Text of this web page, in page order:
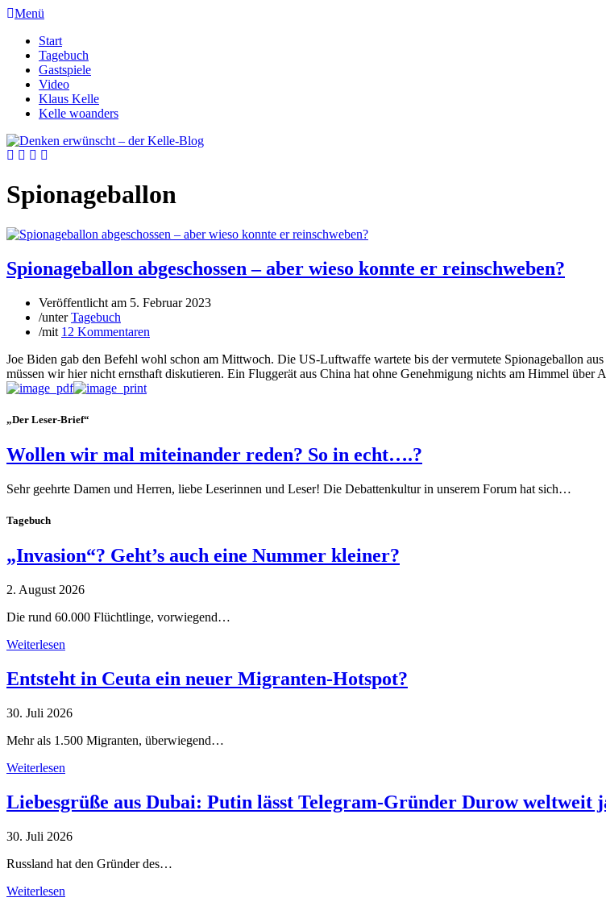
Menü
Start
Tagebuch
Gastspiele
Video
Klaus Kelle
Kelle woanders
Spionageballon
Spionageballon abgeschossen – aber wieso konnte er reinschweben?
Veröffentlicht am 5. Februar 2023
/unterTagebuch
/mit 12 Kommentaren
Joe Biden gab den Befehl wohl schon am Mittwoch. Die US-Luftwaffe wartete bis der vermutete Spionageballon
müssen wir hier nicht ernsthaft diskutieren. Ein Fluggerät aus China hat ohne Genehmigung nichts am Himmel über
„Der Leser-Brief“
Wollen wir mal miteinander reden? So in echt….?
Sehr geehrte Damen und Herren, liebe Leserinnen und Leser! Die Debattenkultur in unserem Forum hat sich…
Tagebuch
„Invasion“? Geht’s auch eine Nummer kleiner?
2. August 2026
Die rund 60.000 Flüchtlinge, vorwiegend…
Weiterlesen
Entsteht in Ceuta ein neuer Migranten-Hotspot?
30. Juli 2026
Mehr als 1.500 Migranten, überwiegend…
Weiterlesen
Liebesgrüße aus Dubai: Putin lässt Telegram-Gründer Durow weltweit
30. Juli 2026
Russland hat den Gründer des…
Weiterlesen